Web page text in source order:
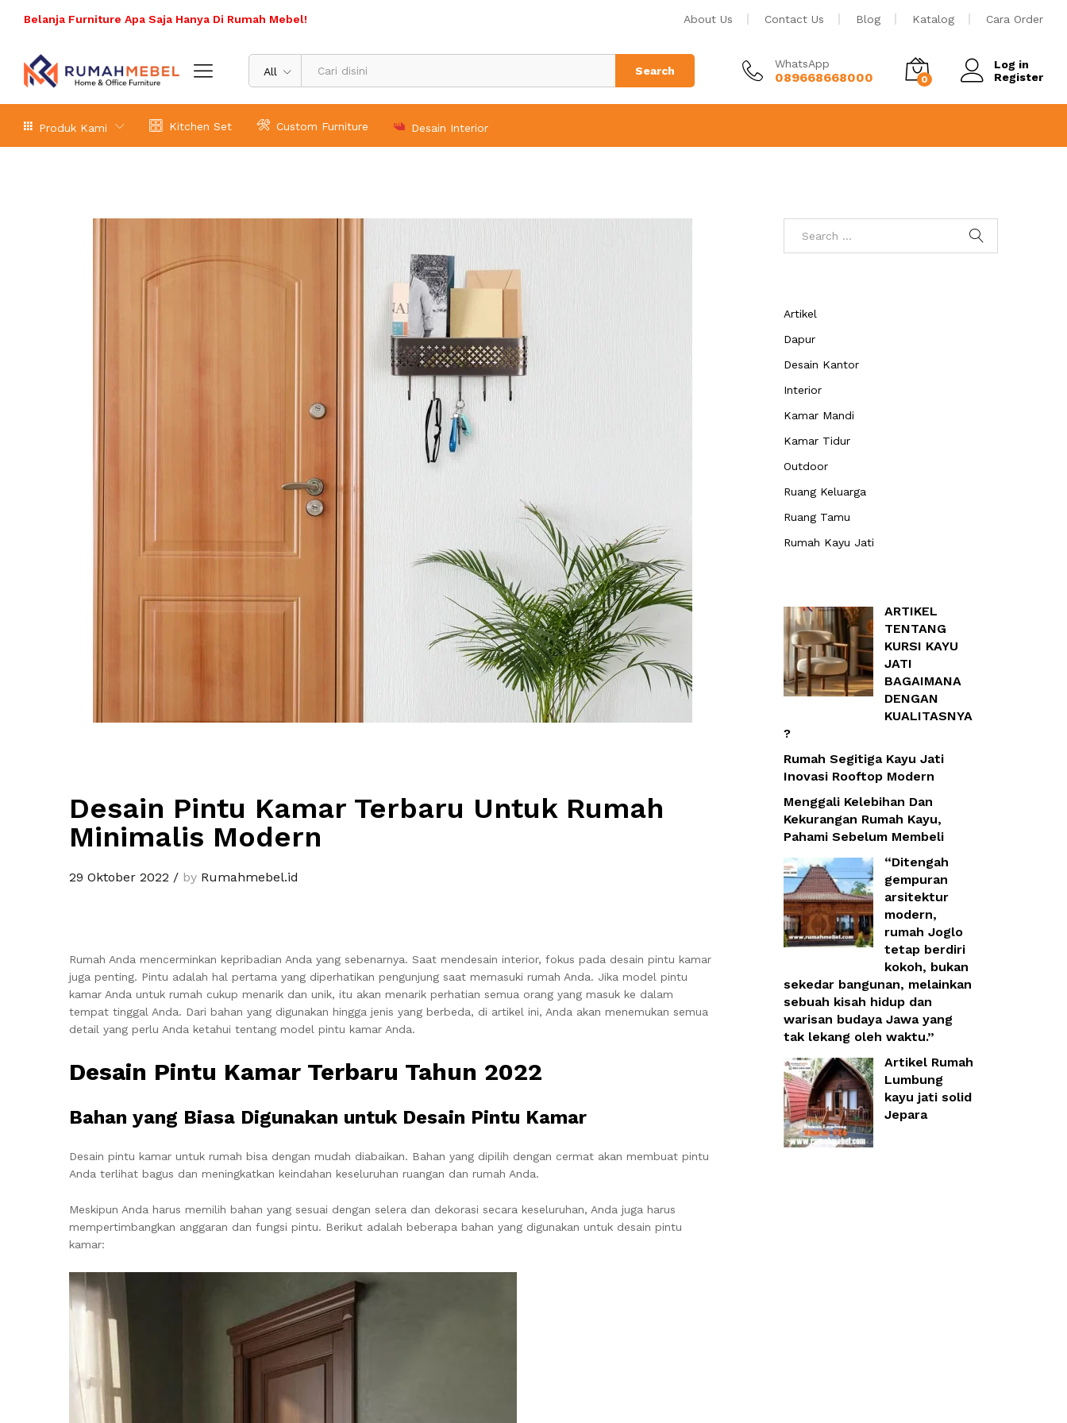
Belanja Furniture Apa Saja Hanya Di Rumah Mebel! About Us Contact Us Blog Katalog Cara Order
All Search
WhatsApp
089668668000 0
Log in
Register
Produk Kami Kitchen Set Custom Furniture Desain Interior
Desain Pintu Kamar Terbaru Untuk Rumah
Minimalis Modern
29 Oktober 2022 / by Rumahmebel.id
Rumah Anda mencerminkan kepribadian Anda yang sebenarnya. Saat mendesain interior, fokus pada desain pintu kamar
juga penting. Pintu adalah hal pertama yang diperhatikan pengunjung saat memasuki rumah Anda. Jika model pintu
kamar Anda untuk rumah cukup menarik dan unik, itu akan menarik perhatian semua orang yang masuk ke dalam
tempat tinggal Anda. Dari bahan yang digunakan hingga jenis yang berbeda, di artikel ini, Anda akan menemukan semua
detail yang perlu Anda ketahui tentang model pintu kamar Anda.
Desain Pintu Kamar Terbaru Tahun 2022
Bahan yang Biasa Digunakan untuk Desain Pintu Kamar
Desain pintu kamar untuk rumah bisa dengan mudah diabaikan. Bahan yang dipilih dengan cermat akan membuat pintu
Anda terlihat bagus dan meningkatkan keindahan keseluruhan ruangan dan rumah Anda.
Meskipun Anda harus memilih bahan yang sesuai dengan selera dan dekorasi secara keseluruhan, Anda juga harus
mempertimbangkan anggaran dan fungsi pintu. Berikut adalah beberapa bahan yang digunakan untuk desain pintu
kamar:
Artikel
Dapur
Desain Kantor
Interior
Kamar Mandi
Kamar Tidur
Outdoor
Ruang Keluarga
Ruang Tamu
Rumah Kayu Jati
ARTIKEL
TENTANG
KURSI KAYU
JATI
BAGAIMANA
DENGAN
KUALITASNYA
?
Rumah Segitiga Kayu Jati
Inovasi Rooftop Modern
Menggali Kelebihan Dan
Kekurangan Rumah Kayu,
Pahami Sebelum Membeli
“Ditengah
gempuran
arsitektur
modern,
rumah Joglo
tetap berdiri
kokoh, bukan
sekedar bangunan, melainkan
sebuah kisah hidup dan
warisan budaya Jawa yang
tak lekang oleh waktu.”
Artikel Rumah
Lumbung
kayu jati solid
Jepara